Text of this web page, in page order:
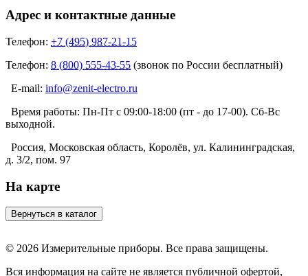
Адрес и контактные данные
Телефон: +7 (495) 987-21-15
Телефон: 8 (800) 555-43-55 (звонок по России бесплатный)
E-mail: info@zenit-electro.ru
Время работы: Пн-Пт с 09:00-18:00 (пт - до 17-00). Сб-Вс
выходной.
Россия, Московская область, Королёв, ул. Калининградская,
д. 3/2, пом. 97
На карте
© 2026 Измерительные приборы. Все права защищены.
Вся информация на сайте не является публичной офертой,